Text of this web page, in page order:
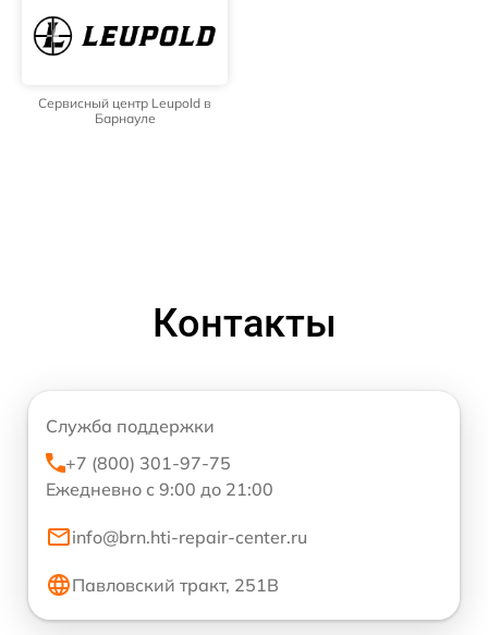
Сервисный центр Leupold в
Барнауле
Контакты
Служба поддержки
+7 (800) 301-97-75
Ежедневно с 9:00 до 21:00
info@brn.hti-repair-center.ru
Павловский тракт, 251В